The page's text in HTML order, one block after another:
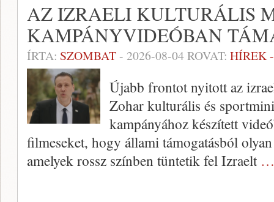
AZ IZRAELI KULTURÁLIS
KAMPÁNYVIDEÓBAN
ÍRTA: SZOMBAT- 2026-08-04ROVAT: HÍREK
Újabb frontot nyitott az
Zohar kulturális és
kampányához készített
filmeseket, hogy állami támogatásból
amelyek rossz színben tüntetik fel Izraelt …